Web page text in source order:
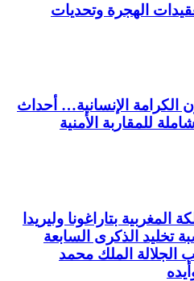
الهجرة وتحديات
الكرامة الإنسانية… أحداث
للمقاربة الأمنية
المغربية بتاراغونا وليريدا
تخليد الذكرى السابعة
الجلالة الملك محمد